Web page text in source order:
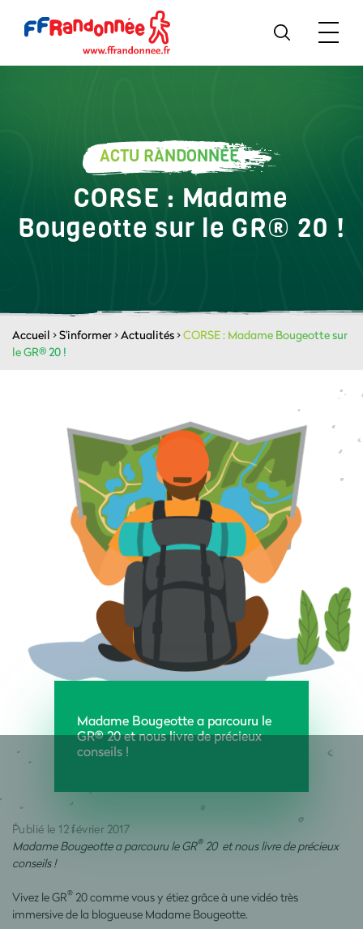
ACTU RANDONNÉE
CORSE : Madame
Bougeotte sur le GR® 20 !
Accueil >S'informer>Actualités>CORSE : Madame Bougeotte sur
le GR® 20 !
Madame Bougeotte a parcouru le
GR® 20 et nous livre de précieux
conseils !
Publié le 12 février 2017
Madame Bougeotte a parcouru le GR®20 et nous livre de précieux
conseils !
Vivez le GR® 20 comme vous y étiez grâce à une vidéo très
immersive de la blogueuse Madame Bougeotte.